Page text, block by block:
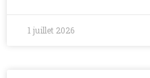
1 juillet 2026